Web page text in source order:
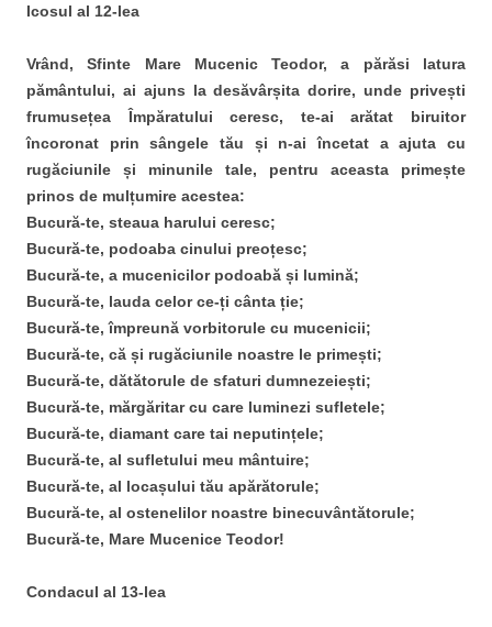
Icosul al 12-lea
Vrând, Sfinte Mare Mucenic Teodor, a părăsi latura
pământului, ai ajuns la desăvârșita dorire, unde privești
frumusețea Împăratului ceresc, te-ai arătat biruitor
încoronat prin sângele tău și n-ai încetat a ajuta cu
rugăciunile și minunile tale, pentru aceasta primește
prinos de mulțumire acestea:
Bucură-te, steaua harului ceresc;
Bucură-te, podoaba cinului preoțesc;
Bucură-te, a mucenicilor podoabă și lumină;
Bucură-te, lauda celor ce-ți cânta ție;
Bucură-te, împreună vorbitorule cu mucenicii;
Bucură-te, că și rugăciunile noastre le primești;
Bucură-te, dătătorule de sfaturi dumnezeiești;
Bucură-te, mărgăritar cu care luminezi sufletele;
Bucură-te, diamant care tai neputințele;
Bucură-te, al sufletului meu mântuire;
Bucură-te, al locașului tău apărătorule;
Bucură-te, al ostenelilor noastre binecuvântătorule;
Bucură-te, Mare Mucenice Teodor!
Condacul al 13-lea